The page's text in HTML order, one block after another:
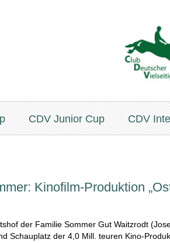
CDV Junior Cup CDV
Kinofilm-Produktion
der Familie Sommer Gut Waitzrodt
Schauplatz der 4,0 Mill. teuren Kino-